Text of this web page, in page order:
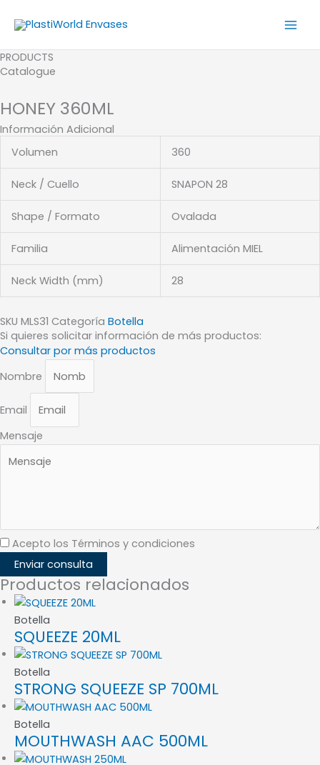
PRODUCTS
Catalogue
HONEY 360ML
Información Adicional
Volumen
360
Neck / Cuello SNAPON 28
Shape / Formato Ovalada
Familia Alimentación MIEL
Neck Width (mm) 28
SKU MLS31 Categoría Botella
Si quieres solicitar información de más productos:
Consultar por más productos
Nombre
Email
Mensaje
Acepto los Términos y condiciones
Enviar consulta
Productos relacionados
Botella
SQUEEZE 20ML
Botella
STRONG SQUEEZE SP 700ML
Botella
MOUTHWASH AAC 500ML